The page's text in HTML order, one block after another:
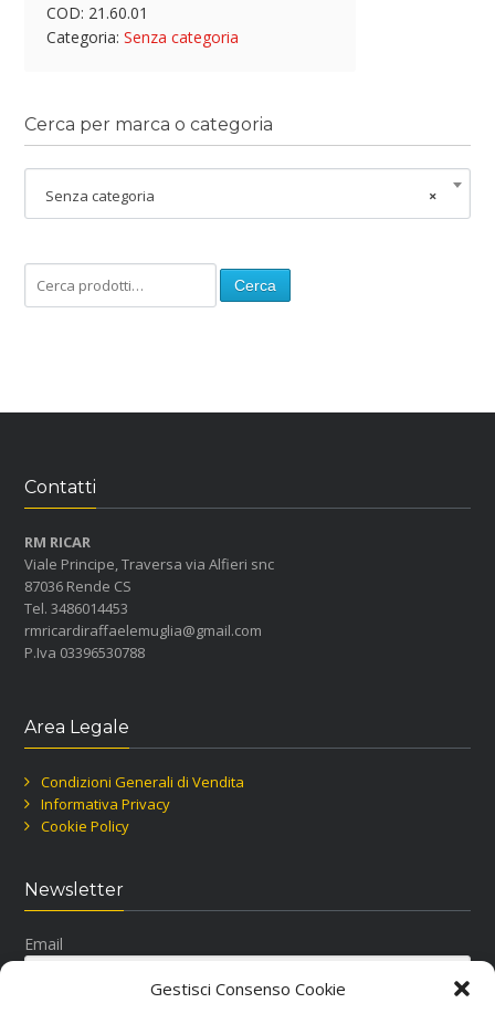
Gestisci Consenso Cookie
COD: 21.60.01
Categoria:Senza categoria
Cerca per marca o categoria
×
Senza categoria
Cerca
Contatti
RM RICAR
Viale Principe, Traversa via Alfieri snc
87036 Rende CS
Tel. 3486014453
rmricardiraffaelemuglia@gmail.com
P.Iva 03396530788
Area Legale
Condizioni Generali di Vendita
Informativa Privacy
Cookie Policy
Newsletter
Email